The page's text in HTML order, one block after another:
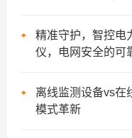
精准守护，智控电
仪，电网安全的可
离线监测设备vs在
模式革新